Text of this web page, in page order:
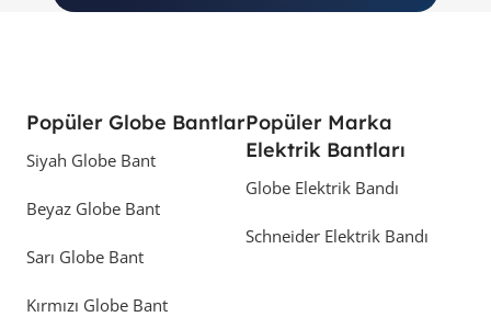
Popüler Globe Bantlar
Siyah Globe Bant
Beyaz Globe Bant
Sarı Globe Bant
Kırmızı Globe Bant
Popüler Marka
Elektrik Bantları
Globe Elektrik Bandı
Schneider Elektrik Bandı